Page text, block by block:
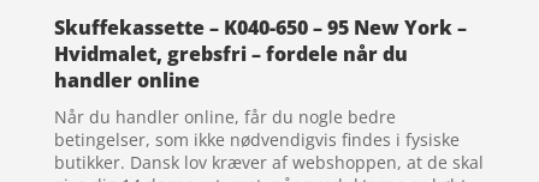
Skuffekassette – K040-650 – 95 New York –
Hvidmalet, grebsfri – fordele når du
handler online
Når du handler online, får du nogle bedre
betingelser, som ikke nødvendigvis findes i fysiske
butikker. Dansk lov kræver af webshoppen, at de skal